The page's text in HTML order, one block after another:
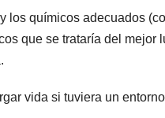
los químicos adecuados
que se trataría del
vida si tuviera un